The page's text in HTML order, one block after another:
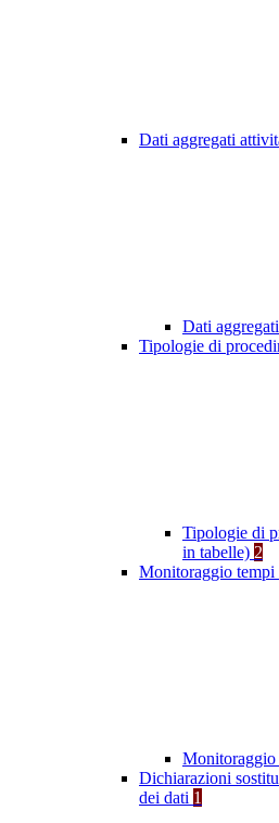
Dati aggregati
Dati
Tipologie di
Tipologie di
in tabelle) 2
Monitoraggio tempi
Monitoraggio
Dichiarazioni
dei dati 1